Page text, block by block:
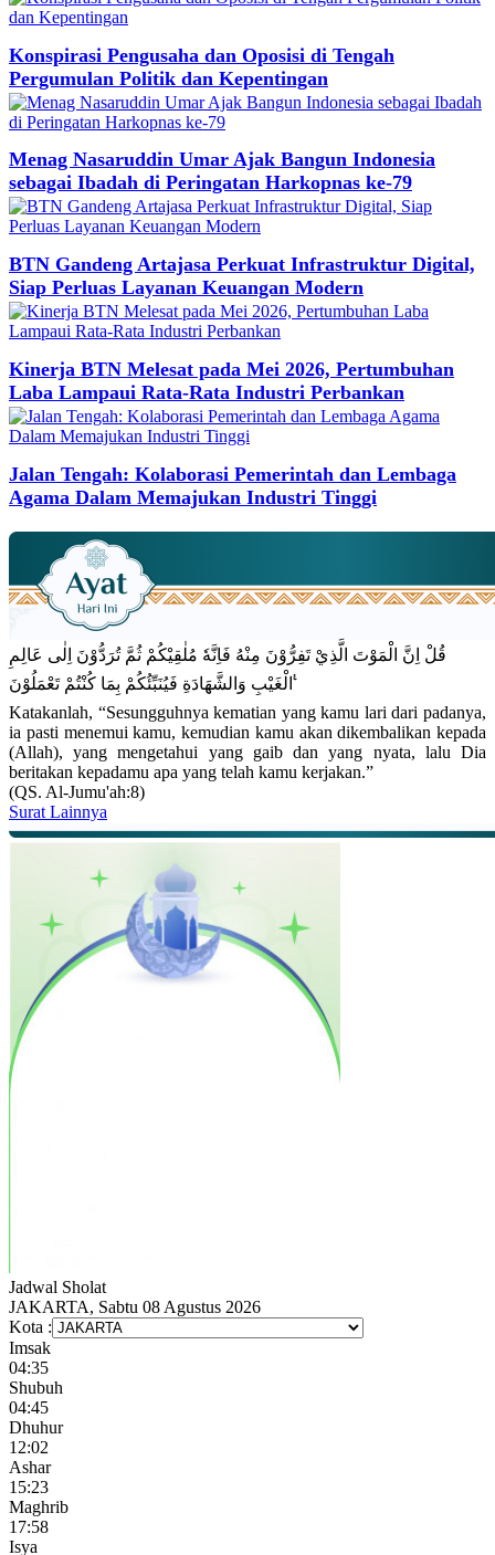
Konspirasi Pengusaha dan Oposisi di Tengah
Pergumulan Politik dan Kepentingan
Menag Nasaruddin Umar Ajak Bangun Indonesia
sebagai Ibadah di Peringatan Harkopnas ke-79
BTN Gandeng Artajasa Perkuat Infrastruktur Digital,
Siap Perluas Layanan Keuangan Modern
Kinerja BTN Melesat pada Mei 2026, Pertumbuhan
Laba Lampaui Rata-Rata Industri Perbankan
Jalan Tengah: Kolaborasi Pemerintah dan Lembaga
Agama Dalam Memajukan Industri Tinggi
قُلْ اِنَّ الْمَوْتَ الَّذِيْ تَفِرُّوْنَ مِنْهُ فَاِنَّهٗ مُلٰقِيْكُمْ ثُمَّ تُرَدُّوْنَ اِلٰى عَالِمِ
الْغَيْبِ وَالشَّهَادَةِ فَيُنَبِّئُكُمْ بِمَا كُنْتُمْ تَعْمَلُوْنَ ࣖ
Katakanlah, “Sesungguhnya kematian yang kamu lari dari padanya,
ia pasti menemui kamu, kemudian kamu akan dikembalikan kepada
(Allah), yang mengetahui yang gaib dan yang nyata, lalu Dia
beritakan kepadamu apa yang telah kamu kerjakan.”
(QS. Al-Jumu'ah:8)
Surat Lainnya
Jadwal Sholat
JAKARTA, Sabtu 08 Agustus 2026
Kota :
Imsak
04:35
Shubuh
04:45
Dhuhur
12:02
Ashar
15:23
Maghrib
17:58
Isya